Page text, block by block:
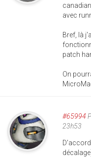
avec
Bref, là
patch
On
#65994
23h53